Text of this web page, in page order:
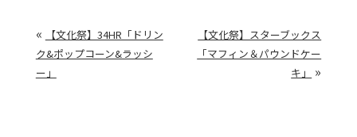
«
【文化祭】34HR「ドリン
ク&ポップコーン&ラッシ
ー」
【文化祭】スターブックス
「マフィン＆パウンドケー
キ」
»